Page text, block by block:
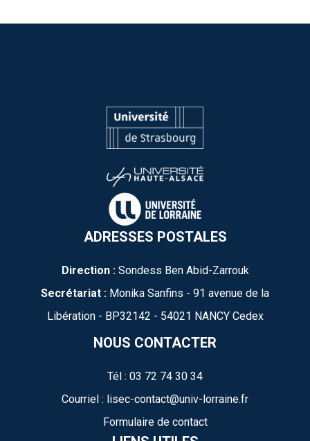
ADRESSES POSTALES
Direction :Sondess Ben Abid-Zarrouk
Secrétariat : Monika Sanfins - 91 avenue de la
Libération - BP32142 - 54021 NANCY Cedex
NOUS CONTACTER
Tél : 03 72 74 30 34
Courriel : lisec-contact@univ-lorraine.fr
Formulaire de contact